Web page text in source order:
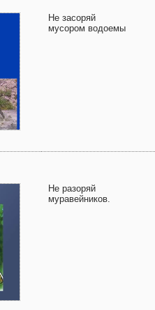
Не засоряй
мусором водоемы
Не разоряй
муравейников.